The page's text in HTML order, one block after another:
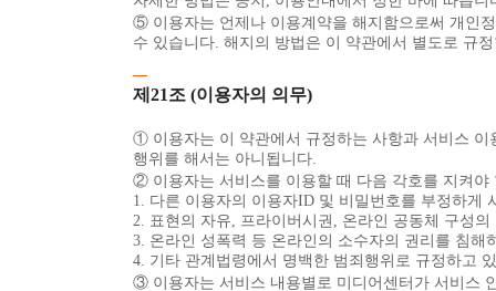
⑤ 이용자는 언제나 이용계약을 해지함으로써 개인
수 있습니다. 해지의 방법은 이 약관에서 별도로 규
제21조 (이용자의 의무)
① 이용자는 이 약관에서 규정하는 사항과 서비스 이
행위를 해서는 아니됩니다.
② 이용자는 서비스를 이용할 때 다음 각호를 지켜야
1. 다른 이용자의 이용자ID 및 비밀번호를 부정하게
2. 표현의 자유, 프라이버시권, 온라인 공동체 구성
3. 온라인 성폭력 등 온라인의 소수자의 권리를 침해
4. 기타 관계법령에서 명백한 범죄행위로 규정하고
③ 이용자는 서비스 내용별로 미디어센터가 서비스